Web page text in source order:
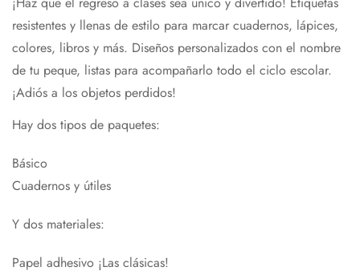
resistentes y llenas de estilo para marcar cuadernos, lápices,
colores, libros y más. Diseños personalizados con el nombre
de tu peque, listas para acompañarlo todo el ciclo escolar.
¡Adiós a los objetos perdidos!
Hay dos tipos de paquetes:
Básico
Cuadernos y útiles
Y dos materiales:
Papel adhesivo ¡Las clásicas!